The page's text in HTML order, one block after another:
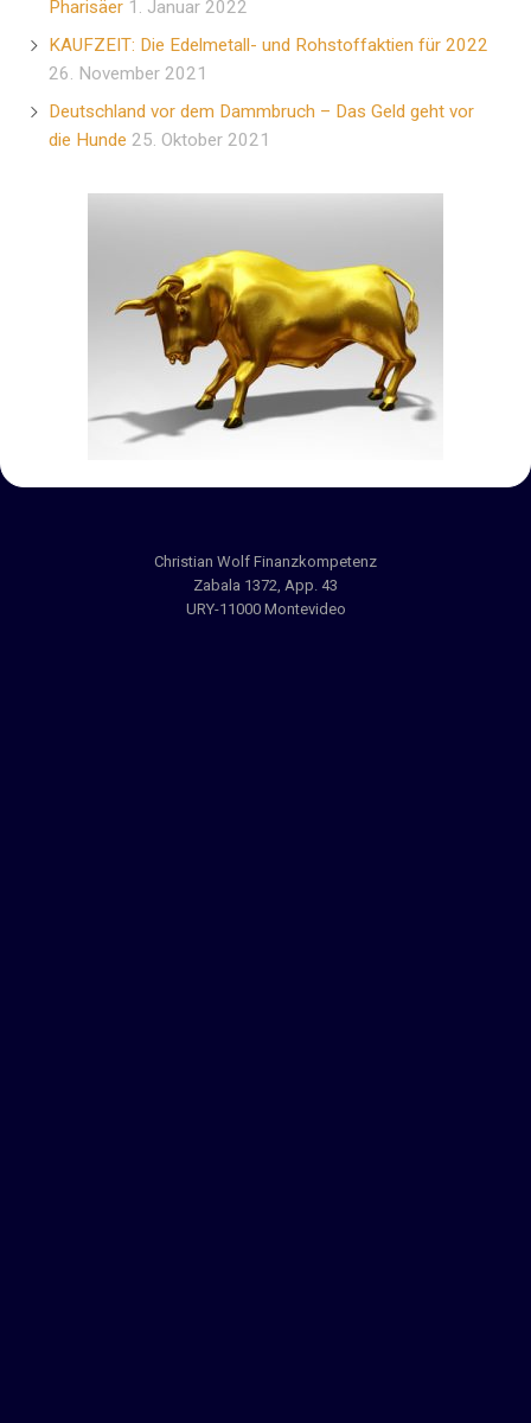
Pharisäer 1. Januar 2022
KAUFZEIT: Die Edelmetall- und Rohstoffaktien für 2022
26. November 2021
Deutschland vor dem Dammbruch – Das Geld geht vor
die Hunde 25. Oktober 2021
Christian Wolf Finanzkompetenz
Zabala 1372, App. 43
URY-11000 Montevideo